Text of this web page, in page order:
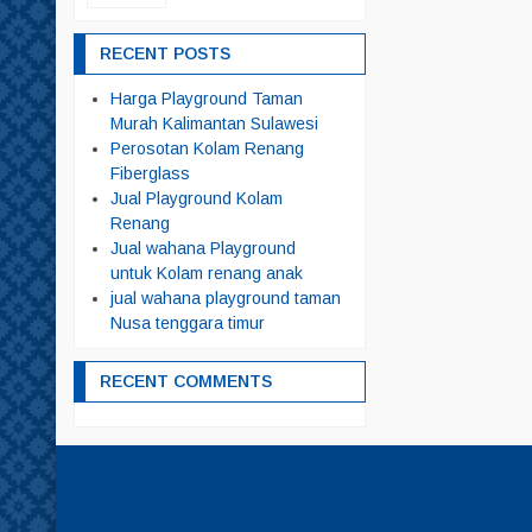
RECENT POSTS
Harga Playground Taman
Murah Kalimantan Sulawesi
Perosotan Kolam Renang
Fiberglass
Jual Playground Kolam
Renang
Jual wahana Playground
untuk Kolam renang anak
jual wahana playground taman
Nusa tenggara timur
RECENT COMMENTS